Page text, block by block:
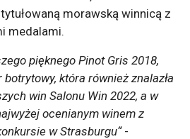
morawską winnicą z
medalami.
pięknego Pinot Gris 2018,
która również znalazła
win Salonu Win 2022, a w
ocenianym winem z
w Strasburgu“ -